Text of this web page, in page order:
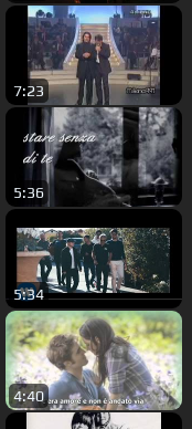
7:23
5:36
5:34
4:40